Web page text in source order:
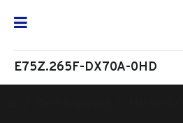
E75Z.265F-DX70A-0HD